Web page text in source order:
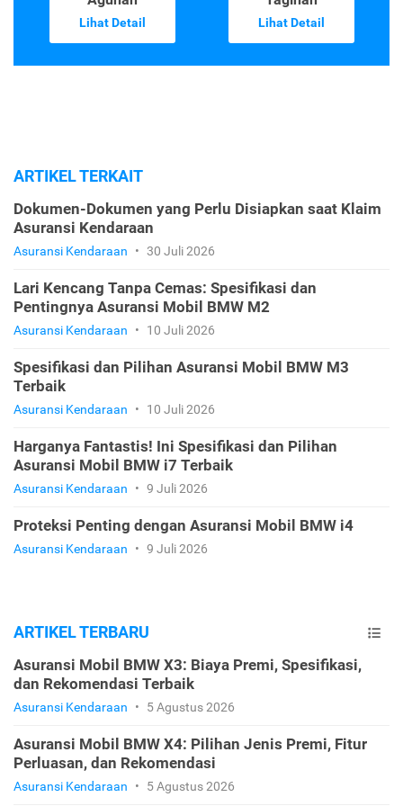
Lihat Detail Lihat Detail
ARTIKEL TERKAIT
Dokumen-Dokumen yang Perlu Disiapkan saat Klaim
Asuransi Kendaraan
Asuransi Kendaraan • 30 Juli 2026
Lari Kencang Tanpa Cemas: Spesifikasi dan
Pentingnya Asuransi Mobil BMW M2
Asuransi Kendaraan • 10 Juli 2026
Spesifikasi dan Pilihan Asuransi Mobil BMW M3
Terbaik
Asuransi Kendaraan • 10 Juli 2026
Harganya Fantastis! Ini Spesifikasi dan Pilihan
Asuransi Mobil BMW i7 Terbaik
Asuransi Kendaraan • 9 Juli 2026
Proteksi Penting dengan Asuransi Mobil BMW i4
Asuransi Kendaraan • 9 Juli 2026
ARTIKEL TERBARU
Asuransi Mobil BMW X3: Biaya Premi, Spesifikasi,
dan Rekomendasi Terbaik
Asuransi Kendaraan • 5 Agustus 2026
Asuransi Mobil BMW X4: Pilihan Jenis Premi, Fitur
Perluasan, dan Rekomendasi
Asuransi Kendaraan • 5 Agustus 2026